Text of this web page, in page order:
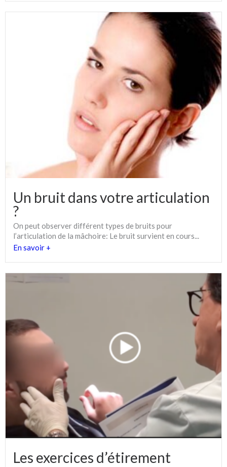
Un bruit dans votre articulation
?
On peut observer différent types de bruits pour
l’articulation de la mâchoire: Le bruit survient en cours...
En savoir +
Les exercices d’étirement